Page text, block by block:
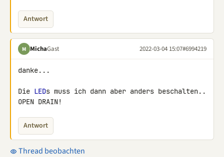
Antwort
M MichaGast 2022-03-04 15:07#6994219
danke...
Die LEDs muss ich dann aber anders beschalten..
OPEN DRAIN!
Antwort
Thread beobachten